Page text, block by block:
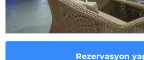
Rezervasyon